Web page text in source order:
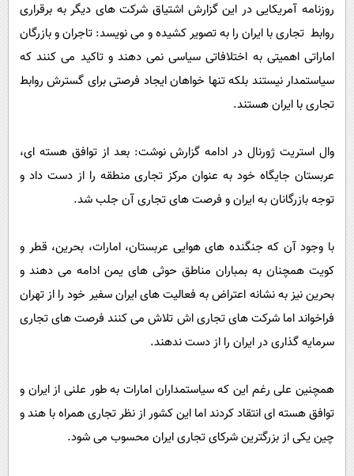
روزنامه آمریکایی در این گزارش اشتیاق شرکت های دیگر به برقراری
روابط تجاری با ایران را به تصویر کشیده و می نویسد: تاجران و بازرگان
اماراتی اهمیتی به اختلافاتی سیاسی نمی دهند و تاکید می کنند که
سیاستمدار نیستند بلکه تنها خواهان ایجاد فرصتی برای گسترش روابط
تجاری با ایران هستند.
وال استریت ژورنال در ادامه گزارش نوشت: بعد از توافق هسته ای،
عربستان جایگاه خود به عنوان مرکز تجاری منطقه را از دست داد و
توجه بازرگانان به ایران و فرصت های تجاری آن جلب شد.
با وجود آن که جنگنده های هوایی عربستان، امارات، بحرین، قطر و
کویت همچنان به بمباران مناطق حوثی های یمن ادامه می دهند و
بحرین نیز به نشانه اعتراض به فعالیت های ایران سفیر خود را از تهران
فراخواند اما شرکت های تجاری اش تلاش می کنند فرصت های تجاری
سرمایه گذاری در ایران را از دست ندهند.
همچنین علی رغم این که سیاستمداران امارات به طور علنی از ایران و
توافق هسته ای انتقاد کردند اما این کشور از نظر تجاری همراه با هند و
چین یکی از بزرگترین شرکای تجاری ایران محسوب می شود.